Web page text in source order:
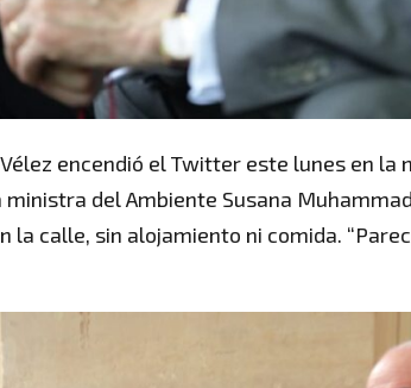
encendió el Twitter este lunes en la
del Ambiente Susana
calle, sin alojamiento ni comida.